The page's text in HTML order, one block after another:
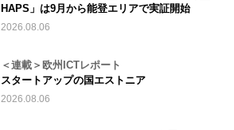
HAPS」は9月から能登エリアで実証開始
2026.08.06
＜連載＞欧州ICTレポート
スタートアップの国エストニア
2026.08.06